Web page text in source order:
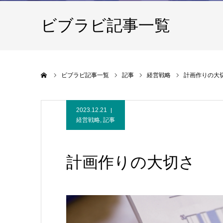
ビブラビ記事一覧
ビブラビ記事一覧 記事 経営戦略 計画作りの大
2023.12.21
経営戦略, 記事
計画作りの大切さ